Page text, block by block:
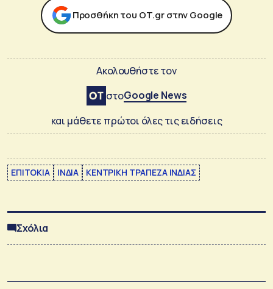
Προσθήκη του ΟΤ.gr στην Google
Ακολουθήστε τον
στοGoogle News
και μάθετε πρώτοι όλες τις ειδήσεις
ΕΠΙΤΟΚΙΑ ΙΝΔΙΑ ΚΕΝΤΡΙΚΗ ΤΡΑΠΕΖΑ ΙΝΔΙΑΣ
Σχόλια